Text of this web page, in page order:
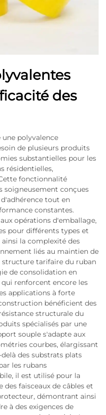
des
polyvalence
de plusieurs produits
substantielles pour les
résidentielles,
fonctionnalité
soigneusement conçues
tout en
constantes.
opérations d'emballage,
pour différents types et
la complexité des
liés au maintien de
structure tarifaire du ruban
de consolidation en
renforcent encore les
applications à forte
bénéficient des
structurale du
spécialisés par une
souple s'adapte aux
courbes, élargissant
des substrats plats
les rubans
il est utilisé pour la
faisceaux de câbles et
démontrant ainsi
à des exigences de